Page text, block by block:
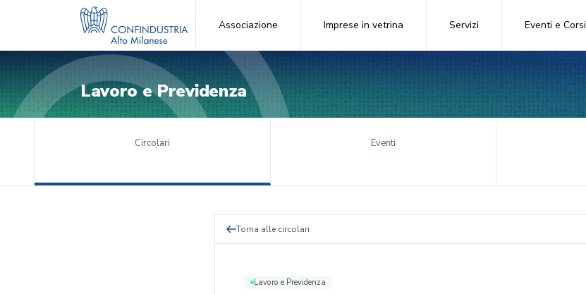
Associazione Imprese in vetrina Servizi Eventi e Corsi
Lavoro e Previdenza
Circolari Eventi
Torna alle circolari
Lavoro e Previdenza